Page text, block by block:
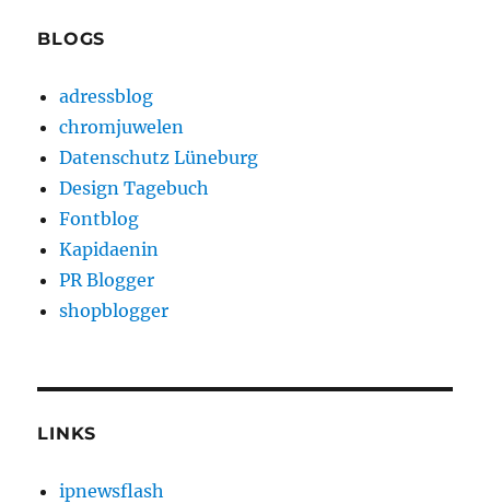
BLOGS
adressblog
chromjuwelen
Datenschutz Lüneburg
Design Tagebuch
Fontblog
Kapidaenin
PR Blogger
shopblogger
LINKS
ipnewsflash